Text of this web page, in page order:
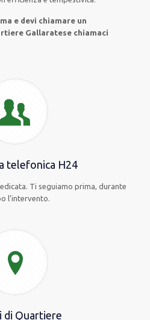
e devi chiamare un
Gallaratese chiamaci
telefonica H24
Ti seguiamo prima, durante
l’intervento.
di Quartiere